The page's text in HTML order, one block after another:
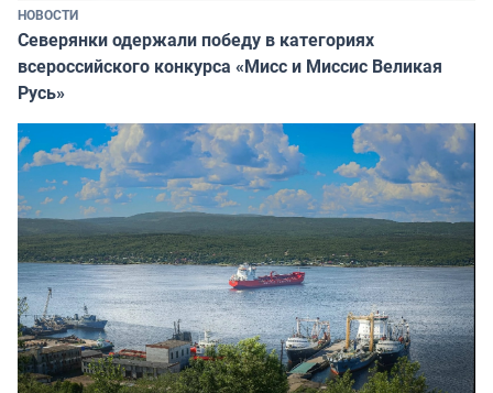
НОВОСТИ
Северянки одержали победу в категориях
всероссийского конкурса «Мисс и Миссис Великая
Русь»